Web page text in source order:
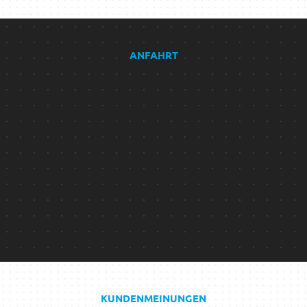
ANFAHRT
KUNDENMEINUNGEN